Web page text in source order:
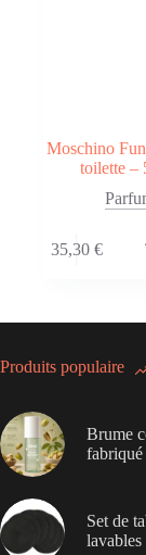
Moschino
toilette –
35,30 €
Produits populaire
Brume
fabriqué
Set de
lavables